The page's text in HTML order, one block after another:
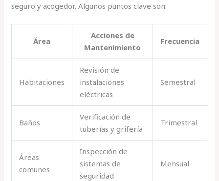
seguro y acogedor. Algunos puntos clave son:
Área
Acciones de
Mantenimiento
Frecuencia
Habitaciones
Revisión de
instalaciones
eléctricas
Semestral
Baños
Verificación de
tuberías y grifería
Trimestral
Áreas
comunes
Inspección de
sistemas de
seguridad
Mensual